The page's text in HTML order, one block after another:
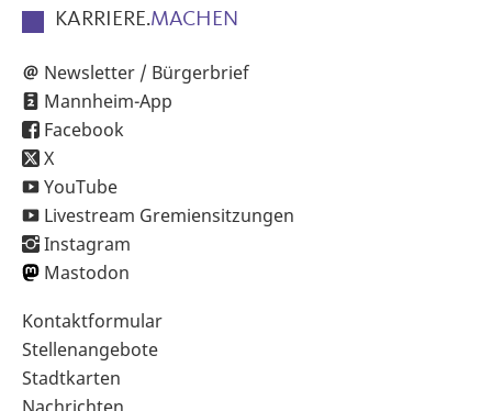
KARRIERE.MACHEN
Newsletter / Bürgerbrief
Mannheim-App
Facebook
X
YouTube
Livestream Gremiensitzungen
Instagram
Mastodon
Sekundärnavigation
im
Fußbereich
Kontaktformular
Stellenangebote
Stadtkarten